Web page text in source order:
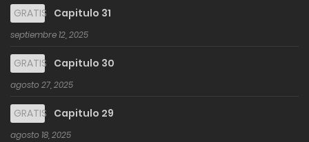
GRATIS Capitulo 31
septiembre 12, 2025
GRATIS Capitulo 30
agosto 27, 2025
GRATIS Capitulo 29
agosto 18, 2025